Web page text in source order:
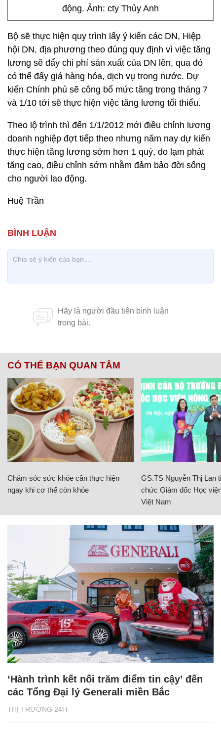
động. Ảnh: cty Thủy Anh
Bộ sẽ thực hiện quy trình lấy ý kiến các DN, Hiệp
hội DN, địa phương theo đúng quy định vì việc tăng
lương sẽ đẩy chi phí sản xuất của DN lên, qua đó
có thế đẩy giá hàng hóa, dịch vụ trong nước. Dự
kiến Chính phủ sẽ công bố mức tăng trong tháng 7
và 1/10 tới sẽ thực hiện việc tăng lương tối thiểu.
Theo lộ trình thì đến 1/1/2012 mới điều chỉnh lương
doanh nghiệp đợt tiếp theo nhưng năm nay dự kiến
thực hiện tăng lương sớm hơn 1 quý, do lạm phát
tăng cao, điều chỉnh sớm nhằm đảm bảo đời sống
cho người lao động.
Huệ Trần
CÓ THỂ BẠN QUAN TÂM
Chăm sóc sức khỏe cần thực hiện
ngay khi cơ thể còn khỏe
GS.TS Nguyễn Thị Lan
chức Giám đốc Học
Việt Nam
THỊ TRƯỜNG 24H
‘Hành trình kết nối trăm điểm tin cậy’ đến
các Tổng Đại lý Generali miền Bắc